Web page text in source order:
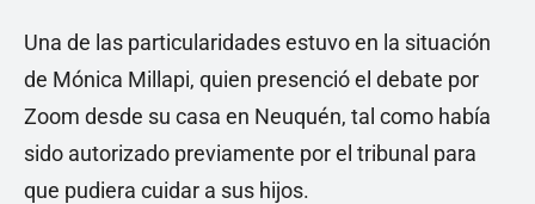
Una de las particularidades estuvo en la situación
de Mónica Millapi, quien presenció el debate por
Zoom desde su casa en Neuquén, tal como había
sido autorizado previamente por el tribunal para
que pudiera cuidar a sus hijos.